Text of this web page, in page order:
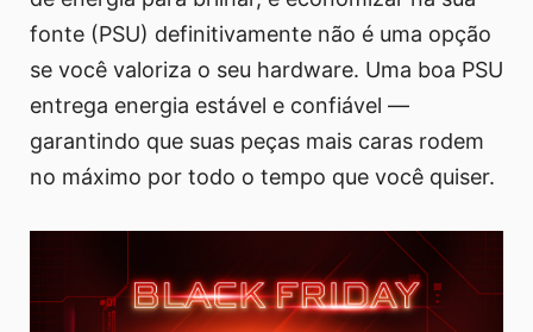
fonte (PSU) definitivamente não é uma opção
se você valoriza o seu hardware. Uma boa PSU
entrega energia estável e confiável —
garantindo que suas peças mais caras rodem
no máximo por todo o tempo que você quiser.